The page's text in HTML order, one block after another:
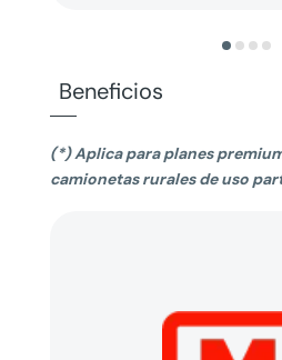
Beneficios
(*) Aplica para planes
camionetas rurales de uso